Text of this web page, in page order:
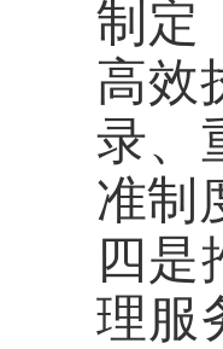
制定
高效
录、
准制
四是
理服